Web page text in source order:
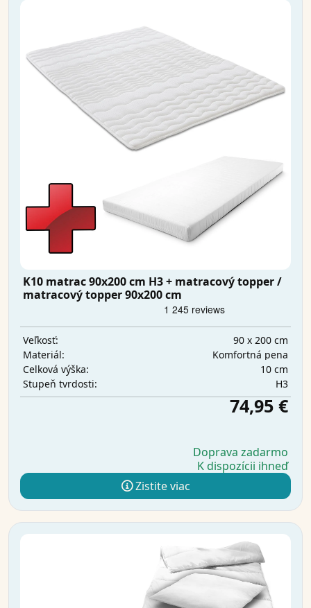
K10 matrac 90x200 cm H3 + matracový topper /
matracový topper 90x200 cm
Veľkosť:
90 x 200 cm
Materiál:
Komfortná pena
Celková výška:
10 cm
Stupeň tvrdosti:
H3
74,95 €
Doprava zadarmo
K dispozícii ihneď
Zistite viac